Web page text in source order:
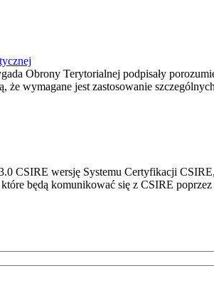
Obrony Terytorialnej podpisały
że wymagane jest zastosowanie
CSIRE wersję Systemu Certyfikacji
będą komunikować się z CSIRE